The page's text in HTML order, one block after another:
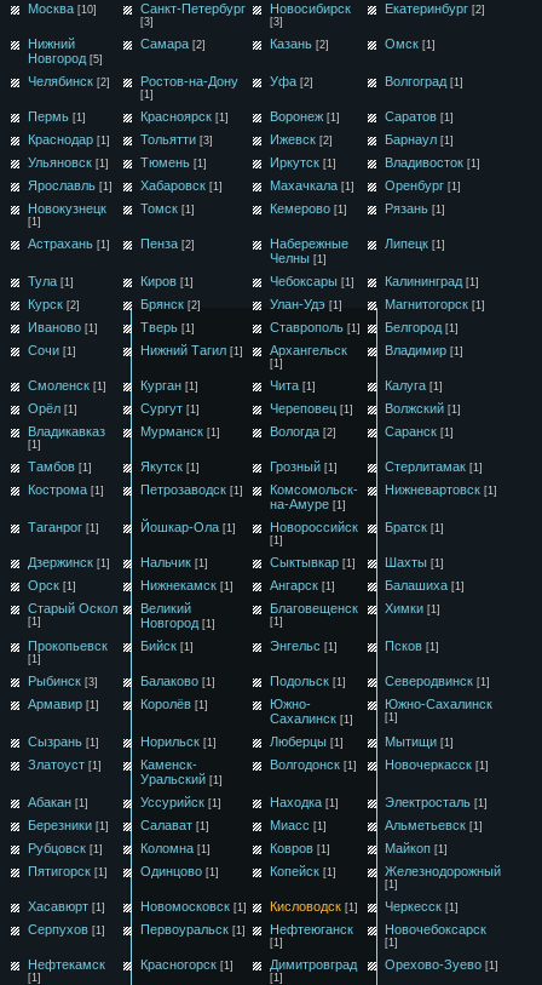
Москва [10] Санкт-Петербург
[3]
Новосибирск
[3]
Екатеринбург [2]
Нижний
Новгород [5]
Самара [2] Казань [2] Омск [1]
Челябинск [2] Ростов-на-Дону
[1]
Уфа [2] Волгоград [1]
Пермь [1] Красноярск [1] Воронеж [1] Саратов [1]
Краснодар [1] Тольятти [3] Ижевск [2] Барнаул [1]
Ульяновск [1] Тюмень [1] Иркутск [1] Владивосток [1]
Ярославль [1] Хабаровск [1] Махачкала [1] Оренбург [1]
Новокузнецк
[1]
Томск [1] Кемерово [1] Рязань [1]
Астрахань [1] Пенза [2]
Набережные
Челны [1]
Липецк [1]
Тула [1] Киров [1] Чебоксары [1] Калининград [1]
Курск [2] Брянск [2] Улан-Удэ [1] Магнитогорск [1]
Иваново [1] Тверь [1] Ставрополь [1] Белгород [1]
Сочи [1] Нижний Тагил [1] Архангельск
[1]
Владимир [1]
Смоленск [1] Курган [1] Чита [1] Калуга [1]
Орёл [1] Сургут [1] Череповец [1] Волжский [1]
Владикавказ
[1]
Мурманск [1] Вологда [2] Саранск [1]
Тамбов [1] Якутск [1] Грозный [1] Стерлитамак [1]
Кострома [1] Петрозаводск [1]
Комсомольск-
на-Амуре [1]
Нижневартовск [1]
Таганрог [1] Йошкар-Ола [1] Новороссийск
[1]
Братск [1]
Дзержинск [1] Нальчик [1] Сыктывкар [1] Шахты [1]
Орск [1] Нижнекамск [1] Ангарск [1] Балашиха [1]
Старый Оскол
[1]
Великий
Новгород [1]
Благовещенск
[1]
Химки [1]
Прокопьевск
[1]
Бийск [1] Энгельс [1] Псков [1]
Рыбинск [3] Балаково [1] Подольск [1] Северодвинск [1]
Армавир [1] Королёв [1]
Южно-
Сахалинск [1]
Южно-Сахалинск
[1]
Сызрань [1] Норильск [1] Люберцы [1] Мытищи [1]
Златоуст [1]
Каменск-
Уральский [1]
Волгодонск [1] Новочеркасск [1]
Абакан [1] Уссурийск [1] Находка [1] Электросталь [1]
Березники [1] Салават [1] Миасс [1] Альметьевск [1]
Рубцовск [1] Коломна [1] Ковров [1] Майкоп [1]
Пятигорск [1] Одинцово [1] Копейск [1] Железнодорожный
[1]
Хасавюрт [1] Новомосковск [1] Кисловодск [1] Черкесск [1]
Серпухов [1] Первоуральск [1] Нефтеюганск
[1]
Новочебоксарск
[1]
Нефтекамск
[1]
Красногорск [1] Димитровград
[1]
Орехово-Зуево [1]